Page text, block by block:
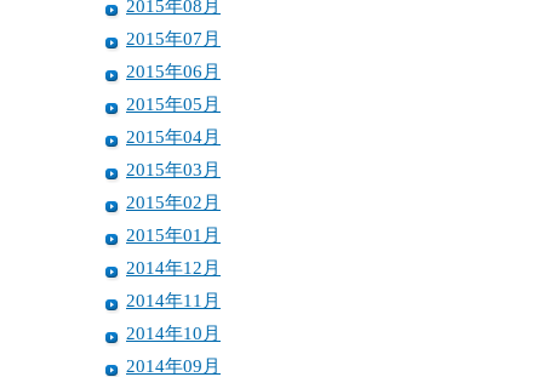
2015年08月
2015年07月
2015年06月
2015年05月
2015年04月
2015年03月
2015年02月
2015年01月
2014年12月
2014年11月
2014年10月
2014年09月